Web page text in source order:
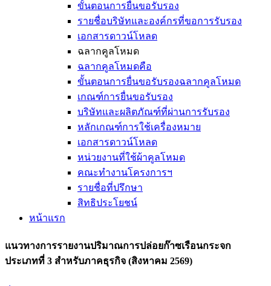
ขั้นตอนการยื่นขอรับรอง
รายชื่อบริษัทและองค์กรที่ขอการรับรอง
เอกสารดาวน์โหลด
ฉลากคูลโหมด
ฉลากคูลโหมดคือ
ขั้นตอนการยื่นขอรับรองฉลากคูลโหมด
เกณฑ์การยื่นขอรับรอง
บริษัทและผลิตภัณฑ์ที่ผ่านการรับรอง
หลักเกณฑ์การใช้เครื่องหมาย
เอกสารดาวน์โหลด
หน่วยงานที่ใช้ผ้าคูลโหมด
คณะทำงานโครงการฯ
รายชื่อที่ปรึกษา
สิทธิประโยชน์
หน้าแรก
แนวทางการรายงานปริมาณการปล่อยก๊าซเรือนกระจก
ประเภทที่ 3 สำหรับภาคธุรกิจ (สิงหาคม 2569)